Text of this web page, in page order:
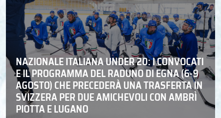
NAZIONALE ITALIANA UNDER 20: I CONVOCATI
E IL PROGRAMMA DEL RADUNO DI EGNA (6-9
AGOSTO) CHE PRECEDERÀ UNA TRASFERTA IN
SVIZZERA PER DUE AMICHEVOLI CON AMBRÌ
PIOTTA E LUGANO